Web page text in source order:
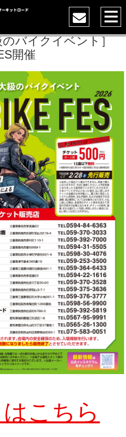
のバイクイベント］
開催
こちら